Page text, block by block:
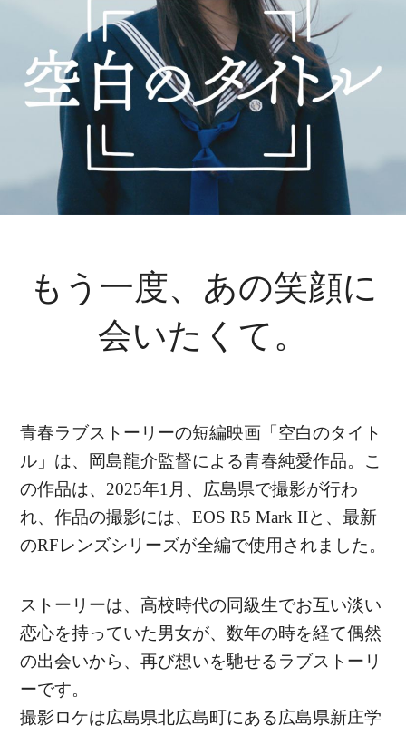
もう一度、あの笑顔に
会いたくて。
青春ラブストーリーの短編映画「空白のタイト
ル」は、岡島龍介監督による青春純愛作品。こ
の作品は、2025年1月、広島県で撮影が行わ
れ、作品の撮影には、EOS R5 Mark IIと、最新
のRFレンズシリーズが全編で使用されました。
ストーリーは、高校時代の同級生でお互い淡い
恋心を持っていた男女が、数年の時を経て偶然
の出会いから、再び想いを馳せるラブストーリ
ーです。
撮影ロケは広島県北広島町にある広島県新庄学